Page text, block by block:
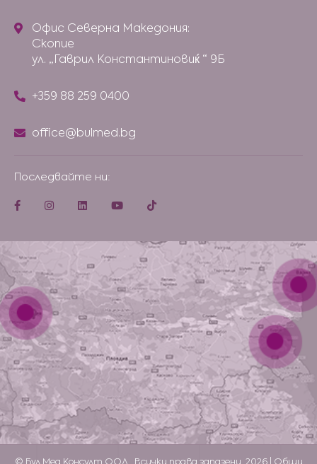
Офис Северна Македония:
Скопие
ул. „Гаврил Константиновиќ “ 9Б
+359 88 259 0400
office@bulmed.bg
Последвайте ни:
© Бул Мед Консулт ООД . Всички права запазени, 2026 | Общи